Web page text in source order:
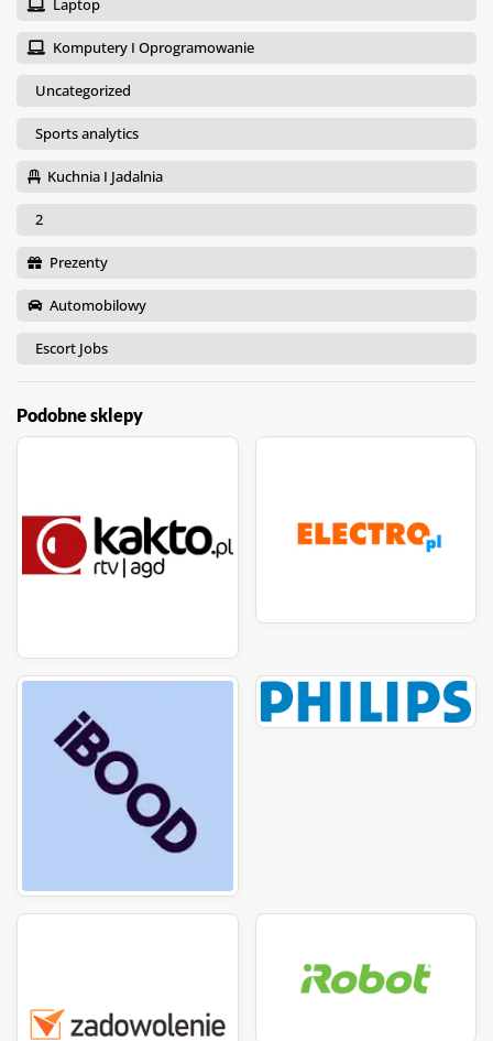
Laptop
Komputery I Oprogramowanie
Uncategorized
Sports analytics
Kuchnia I Jadalnia
2
Prezenty
Automobilowy
Escort Jobs
Podobne sklepy